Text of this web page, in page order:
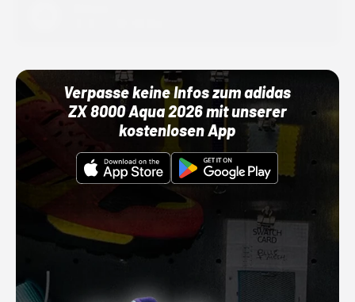
Verpasse keine Infos zum adidas
ZX 8000 Aqua 2026 mit unserer
kostenlosen App